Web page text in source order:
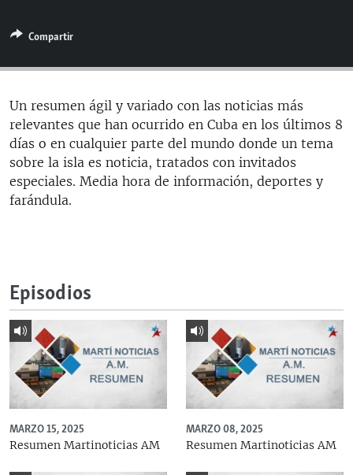
ESPECIALES
ESPECIALES
LA REALIDAD DE LA VIVIENDA EN CUBA
SER VIEJO EN CUBA
KENTU-CUBANO
LOS SANTOS DE HIALEAH
MULTIMEDIA
EDITORIALES
SÍGUENOS
Compartir
Un resumen ágil y variado con las noticias más
relevantes que han ocurrido en Cuba en los últimos 8
días o en cualquier parte del mundo donde un tema
sobre la isla es noticia, tratados con invitados
especiales. Media hora de información, deportes y
farándula.
Episodios
MARZO 15, 2025
Resumen Martinoticias AM
MARZO 08, 2025
Resumen Martinoticias AM